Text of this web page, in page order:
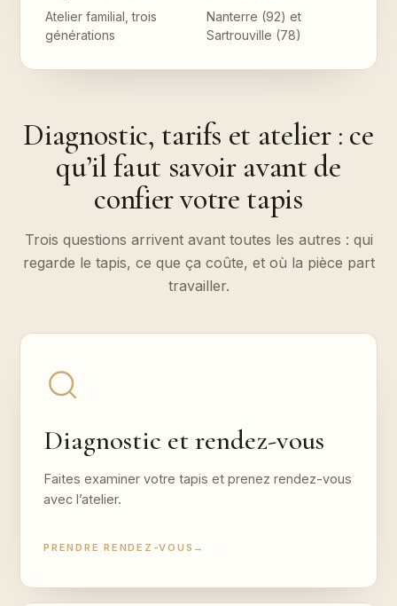
Atelier familial, trois
générations
Nanterre (92) et
Sartrouville (78)
Diagnostic, tarifs et atelier : ce
qu’il faut savoir avant de
confier votre tapis
Trois questions arrivent avant toutes les autres : qui
regarde le tapis, ce que ça coûte, et où la pièce part
travailler.
Diagnostic et rendez-vous
Faites examiner votre tapis et prenez rendez-vous
avec l’atelier.
PRENDRE RENDEZ-VOUS →